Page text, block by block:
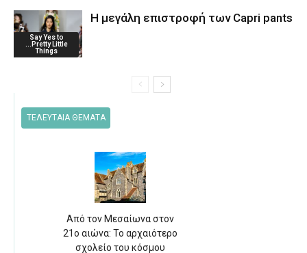
Say Yes to
...Pretty Little
Things
Η μεγάλη επιστροφή των Capri pants
ΤΕΛΕΥΤΑΙΑ ΘΕΜΑΤΑ
Από τον Μεσαίωνα στον
21ο αιώνα: Το αρχαιότερο
σχολείο του κόσμου